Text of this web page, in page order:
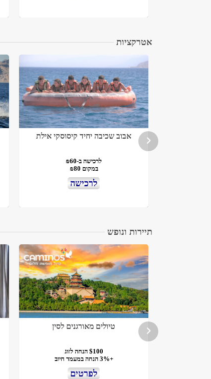
אטרקציות
אבוב שכיבה יחיד קיסוסקי אילת
לרכישה ב-₪60
במקום ₪80
לרכישה
תיירות ונופש
טיולים מאורגנים לסין
$100 הנחה לזוג
+3% הנחה במעמד חיוב
לפרטים